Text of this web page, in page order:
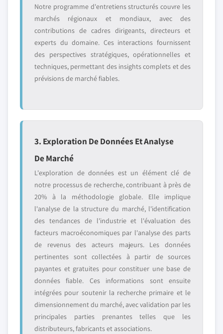
Notre programme d'entretiens structurés couvre les
marchés régionaux et mondiaux, avec des
contributions de cadres dirigeants, directeurs et
experts du domaine. Ces interactions fournissent
des perspectives stratégiques, opérationnelles et
techniques, permettant des insights complets et des
prévisions de marché fiables.
3. Exploration De Données Et Analyse
De Marché
L'exploration de données est un élément clé de
notre processus de recherche, contribuant à près de
20% à la méthodologie globale. Elle implique
l'analyse de la structure du marché, l'identification
des tendances de l'industrie et l'évaluation des
facteurs macroéconomiques par l'analyse des parts
de revenus des acteurs majeurs. Les données
pertinentes sont collectées à partir de sources
payantes et gratuites pour constituer une base de
données fiable. Ces informations sont ensuite
intégrées pour soutenir la recherche primaire et le
dimensionnement du marché, avec validation par les
principales parties prenantes telles que les
distributeurs, fabricants et associations.